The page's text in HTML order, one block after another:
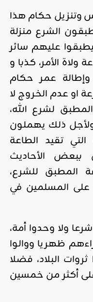
وتنزيل حكام هذا
الشرع منزلة
عليهم سائر
الأمر، كذبا و
وإطالة عمر حكام
او عدم الخروج لا
لشرع الله،
ذلك يهملون
تقيد الطاعة
ببعض الأحاديث
المطبق للشرع،
المسلمين في
ولا وحدوا أمة،
ظهريا ووالوا
البلاد، فضلا
أكثر من خمسين